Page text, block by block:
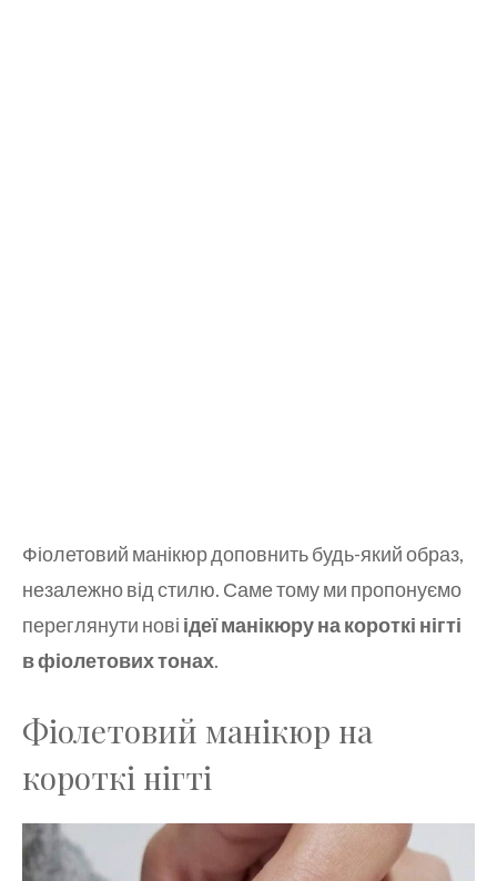
Фіолетовий манікюр доповнить будь-який образ,
незалежно від стилю. Саме тому ми пропонуємо
переглянути нові ідеї манікюру на короткі нігті
в фіолетових тонах.
Фіолетовий манікюр на
короткі нігті